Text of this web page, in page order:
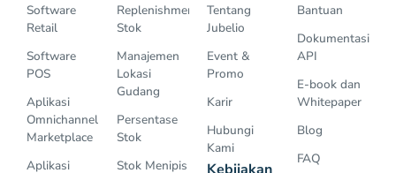
Software
Retail
Software
POS
Aplikasi
Omnichannel
Marketplace
Aplikasi
Replenishment
Stok
Manajemen
Lokasi
Gudang
Persentase
Stok
Stok Menipis
Tentang
Jubelio
Event &
Promo
Karir
Hubungi
Kami
Bantuan
Dokumentasi
API
E-book dan
Whitepaper
Blog
FAQ